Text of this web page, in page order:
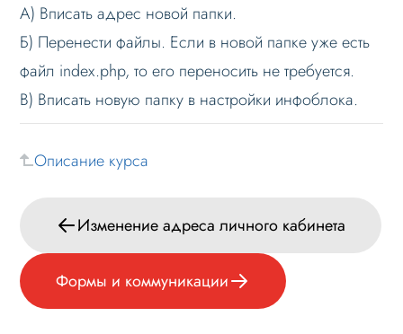
Формы и коммуникации
SEO и оптимизация
Лендинги и посадочные страницы
Проблемы и решения
Веб-разработчикам
Вопрос-ответ
А) Вписать адрес новой папки.
Б) Перенести файлы. Если в новой папке уже есть
файл index.php, то его переносить не требуется.
В) Вписать новую папку в настройки инфоблока.
Описание курса
Изменение адреса личного кабинета
Формы и коммуникации